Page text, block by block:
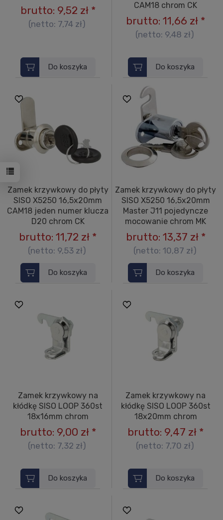
brutto: 9,52 zł*
(netto: 7,74 zł)
Do koszyka
CAM18 chrom CK
brutto: 11,66 zł *
(netto: 9,48 zł)
Do koszyka
Zamek krzywkowy do płyty
SISO X5250 16,5x20mm
CAM18 jeden numer klucza
D20 chrom CK
brutto: 11,72 zł *
(netto: 9,53 zł)
Do koszyka
Zamek krzywkowy do płyty
SISO X5250 16,5x20mm
Master J11 pojedyncze
mocowanie chrom MK
brutto: 13,37 zł*
(netto: 10,87 zł)
Do koszyka
Zamek krzywkowy na
kłódkę SISO LOOP 360st
18x16mm chrom
brutto: 9,00 zł*
(netto: 7,32 zł)
Do koszyka
Zamek krzywkowy na
kłódkę SISO LOOP 360st
18x20mm chrom
brutto: 9,47 zł *
(netto: 7,70 zł)
Do koszyka